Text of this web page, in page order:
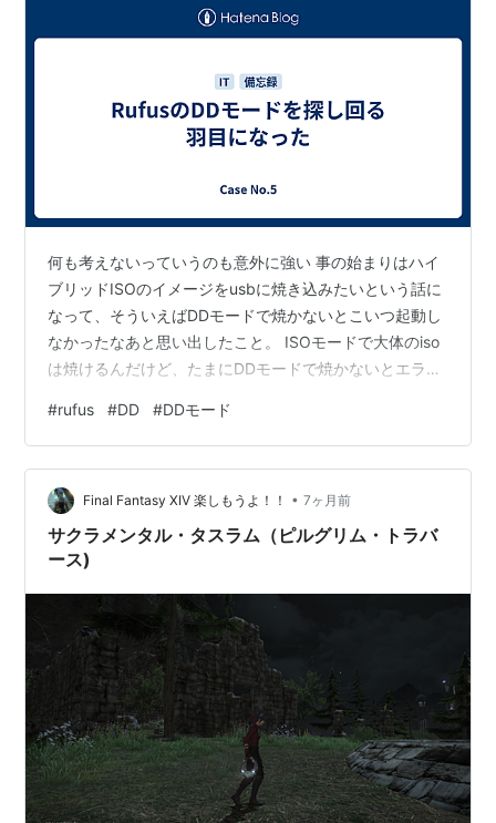
何も考えないっていうのも意外に強い 事の始まりはハイ
ブリッドISOのイメージをusbに焼き込みたいという話に
なって、そういえばDDモードで焼かないとこいつ起動し
なかったなあと思い出したこと。 ISOモードで大体のiso
は焼けるんだけど、たまにDDモードで焼かないとエラー
で、rufusでその設定項目を探すんだけど、無いんだよ
ね。存在しない。でも画像検索すると、フォーマットの
ところにちゃんとチェックボックスがある。どういうこ
と・・・。 何も考えないっていうのも意外に強い スター
トを押したらポップアップウインドウがある
#rufus #DD #DDモード
Final Fantasy XIV 楽しもうよ！！ • 7ヶ月前
サクラメンタル・タスラム（ピルグリム・トラバ
ース)